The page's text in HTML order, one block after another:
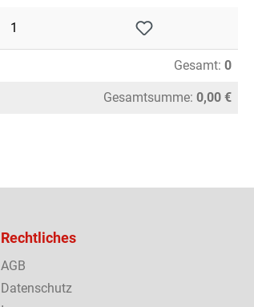
1
Gesamt: 0
Gesamtsumme: 0,00 €
Rechtliches
AGB
Datenschutz